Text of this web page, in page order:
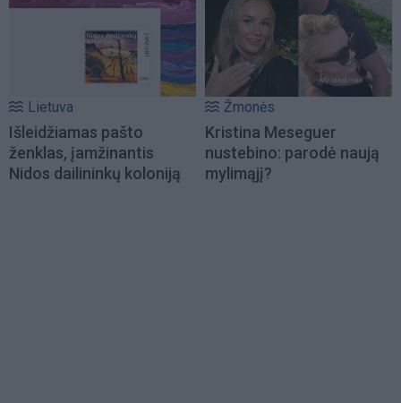
Lietuva
Išleidžiamas pašto
ženklas, įamžinantis
Nidos dailininkų koloniją
Žmonės
Kristina Meseguer
nustebino: parodė naują
mylimąjį?